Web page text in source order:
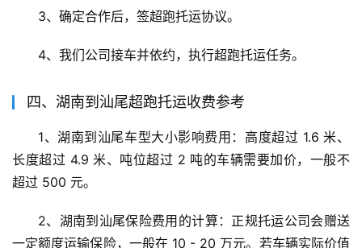
3、确定合作后，签超跑托运协议。
4、我们公司接车并依约，执行超跑托运任务。
四、湖南到汕尾超跑托运收费参考
1、湖南到汕尾车型大小影响费用：高度超过 1.6 米、
长度超过 4.9 米、吨位超过 2 吨的车辆需要加价，一般不
超过 500 元。
2、湖南到汕尾保险费用的计算：正规托运公司会赠送
一定额度运输保险，一般在 10 - 20 万元。若车辆实际价值